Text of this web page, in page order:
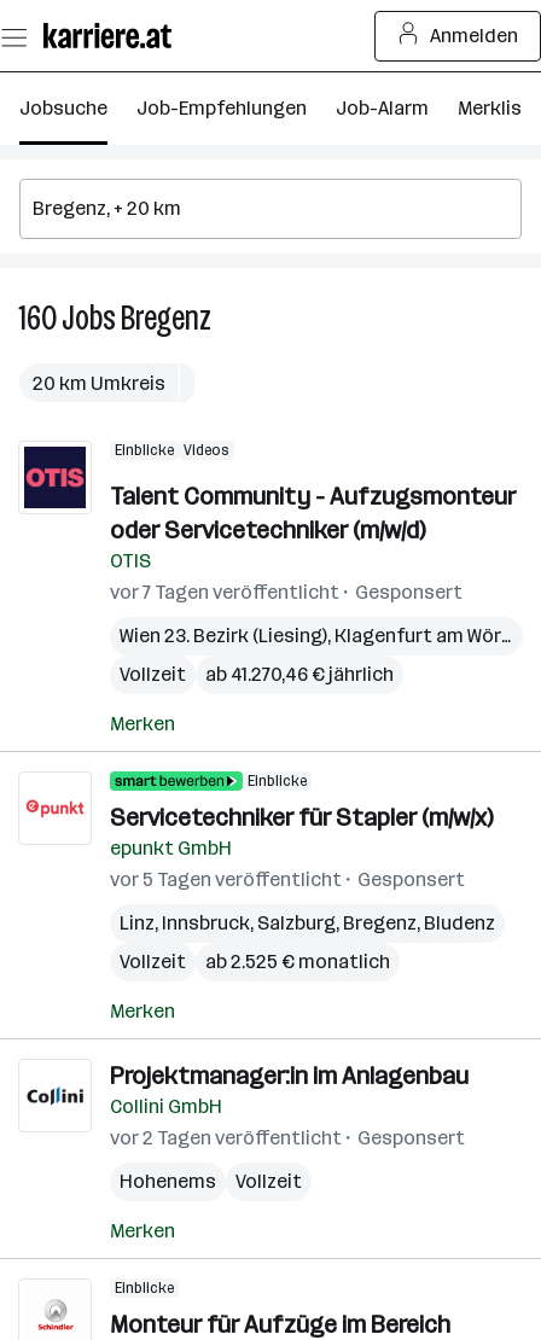
Seiteninhalt
springen
Anmelden
Jobsuche Job-Empfehlungen Job-Alarm Merkliste
160JobsBregenz
20 km Umkreis
Einblicke Videos
Talent Community - Aufzugsmonteur
oder Servicetechniker (m/w/d)
OTIS
vor 7 Tagen veröffentlicht
Gesponsert
Wien 23. Bezirk (Liesing), Klagenfurt am Wörthersee
Vollzeit
ab 41.270,46 € jährlich
Merken
Einblicke
Servicetechniker für Stapler (m/w/x)
epunkt GmbH
vor 5 Tagen veröffentlicht
Gesponsert
Linz, Innsbruck, Salzburg, Bregenz, Bludenz
Vollzeit
ab 2.525 € monatlich
Merken
Projektmanager:in im Anlagenbau
Collini GmbH
vor 2 Tagen veröffentlicht
Gesponsert
Hohenems
Vollzeit
Merken
Einblicke
Monteur für Aufzüge im Bereich